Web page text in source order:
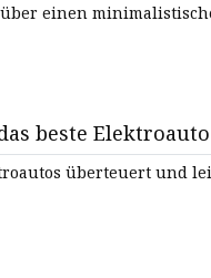
über einen
beste
überteuert und